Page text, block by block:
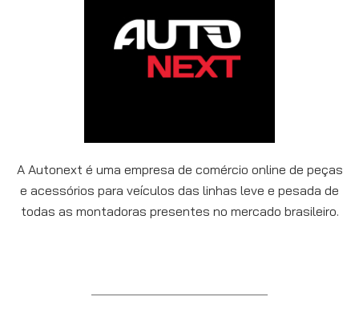
A Autonext é uma empresa de comércio online de peças
e acessórios para veículos das linhas leve e pesada de
todas as montadoras presentes no mercado brasileiro.